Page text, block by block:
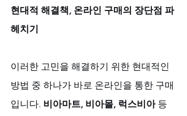
현대적 해결책, 온라인 구매의 장단점 파
헤치기
이러한 고민을 해결하기 위한 현대적인
방법 중 하나가 바로 온라인을 통한 구매
입니다. 비아마트, 비아몰, 럭스비아 등